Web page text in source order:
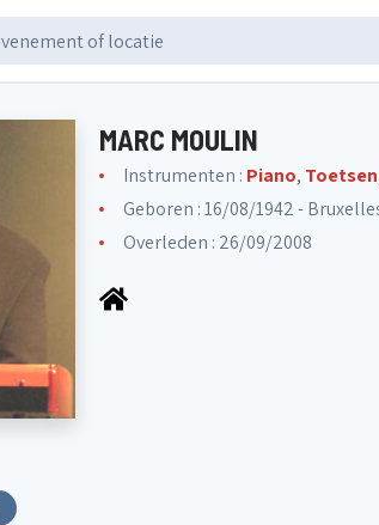
MARC MOULIN
Instrumenten : Piano, Toetsen
Geboren : 16/08/1942 -
Overleden : 26/09/2008